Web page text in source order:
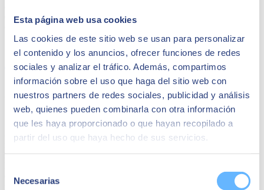
Esta página web usa cookies
Las cookies de este sitio web se usan para personalizar
el contenido y los anuncios, ofrecer funciones de redes
sociales y analizar el tráfico. Además, compartimos
información sobre el uso que haga del sitio web con
nuestros partners de redes sociales, publicidad y análisis
web, quienes pueden combinarla con otra información
que les haya proporcionado o que hayan recopilado a
partir del uso que haya hecho de sus servicios.
Necesarias
eso, cuanto antes estemos modernizados, menos nos arriesgaremos a
quedarnos desfasados con nuestro sistema actual.
Autor
SEIDOR
SEIDOR es una consultora tecnológica que ofrece un portafolio
integral de soluciones y servicios que cubren los ámbitos de
Inteligencia Artificial, Edge, Customer Experience, Employee
Conectividad y Ciberseguridad. Con una facturación de 894
millones de euros en el ejercicio 2023 y una plantilla formada por